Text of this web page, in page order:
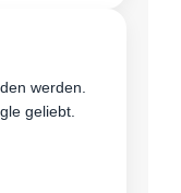
werden.
geliebt.